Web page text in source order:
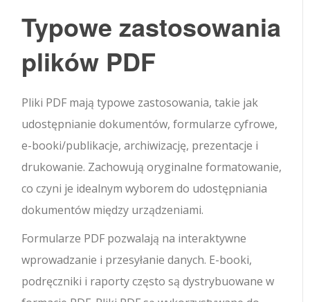
Typowe zastosowania
plików PDF
Pliki PDF mają typowe zastosowania, takie jak
udostępnianie dokumentów, formularze cyfrowe,
e-booki/publikacje, archiwizację, prezentacje i
drukowanie. Zachowują oryginalne formatowanie,
co czyni je idealnym wyborem do udostępniania
dokumentów między urządzeniami.
Formularze PDF pozwalają na interaktywne
wprowadzanie i przesyłanie danych. E-booki,
podręczniki i raporty często są dystrybuowane w